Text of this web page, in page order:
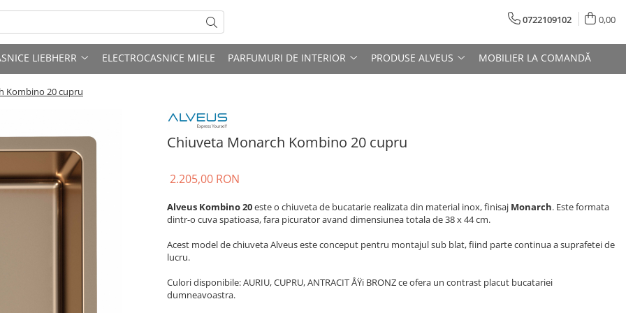
0722109102 0,00
LIEBHERR ELECTROCASNICE MIELE PARFUMURI DE INTERIOR PRODUSE ALVEUS MOBILIER LA COMANDĂ
Kombino 20 cupru
Chiuveta Monarch Kombino 20 cupru
2.205,00 RON
Alveus Kombino 20este o chiuveta de bucatarie realizata din material inox, finisaj Monarch. Este formata
dintr-o cuva spatioasa, fara picurator avand dimensiunea totala de 38 x 44 cm.
Acest model de chiuveta Alveus este conceput pentru montajul sub blat, fiind parte continua a suprafetei de
lucru.
Culori disponibile: AURIU, CUPRU, ANTRACIT ÅŸi BRONZ ce ofera un contrast placut bucatariei
dumneavoastra.